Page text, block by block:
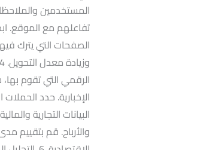
المستخدمين
تفاعلهم مع الموقع.
الصفحات التي يترك
البيانات التجارية
والأرباح. قم بتقييم